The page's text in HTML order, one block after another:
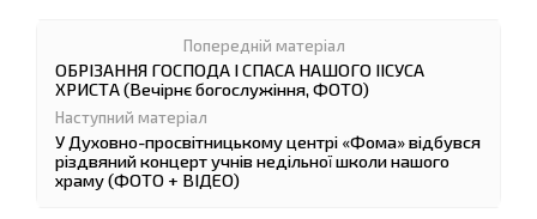
ОБРІЗАННЯ ГОСПОДА І СПАСА НАШОГО ІІСУСА
ХРИСТА (Вечірнє богослужіння, ФОТО)
У Духовно-просвітницькому центрі «Фома» відбувся
різдвяний концерт учнів недільної школи нашого
храму (ФОТО + ВІДЕО)